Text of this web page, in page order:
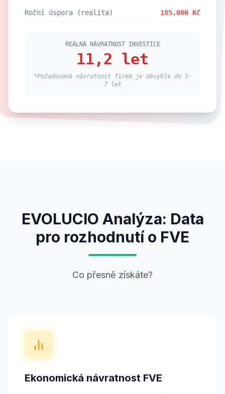
Roční úspora (realita) 185.000 Kč
REÁLNÁ NÁVRATNOST INVESTICE
11,2 let
*Požadovaná návratnost firem je obvykle do 5-
7 let
EVOLUCIO Analýza: Data
pro rozhodnutí o FVE
Co přesně získáte?
Ekonomická návratnost FVE